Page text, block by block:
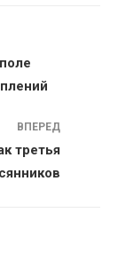
ВПЕРЕД
третья